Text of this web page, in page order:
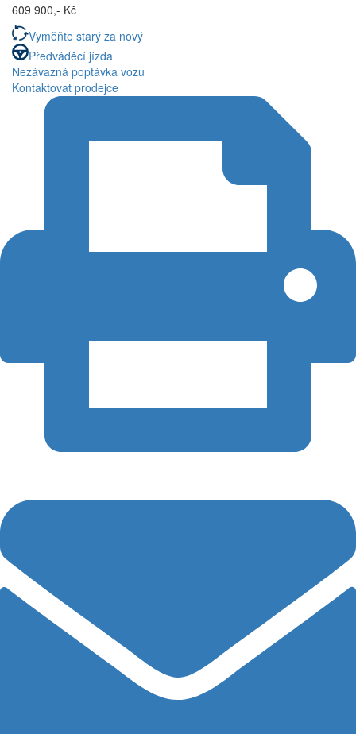
609 900,- Kč
Vyměňte starý za nový
Předváděcí jízda
Nezávazná poptávka vozu
Kontaktovat prodejce